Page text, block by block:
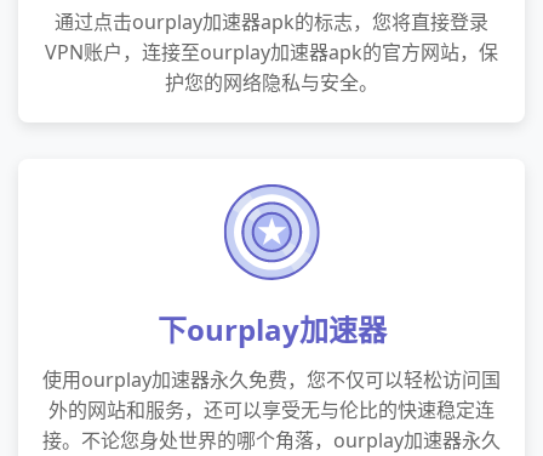
通过点击ourplay加速器apk的标志，您将直接登录
VPN账户，连接至ourplay加速器apk的官方网站，保
护您的网络隐私与安全。
下ourplay加速器
使用ourplay加速器永久免费，您不仅可以轻松访问国
外的网站和服务，还可以享受无与伦比的快速稳定连
接。不论您身处世界的哪个角落，ourplay加速器永久